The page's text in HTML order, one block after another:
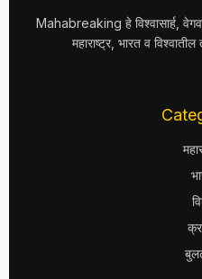
Mahabreaking हे विश्वासार्ह,
महाराष्ट्र, भारत व